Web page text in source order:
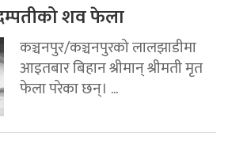
शव फेला
कञ्चनपुर/कञ्चनपुरको लालझाडीमा
आइतबार बिहान श्रीमान् श्रीमती मृत
फेला परेका छन्। ...